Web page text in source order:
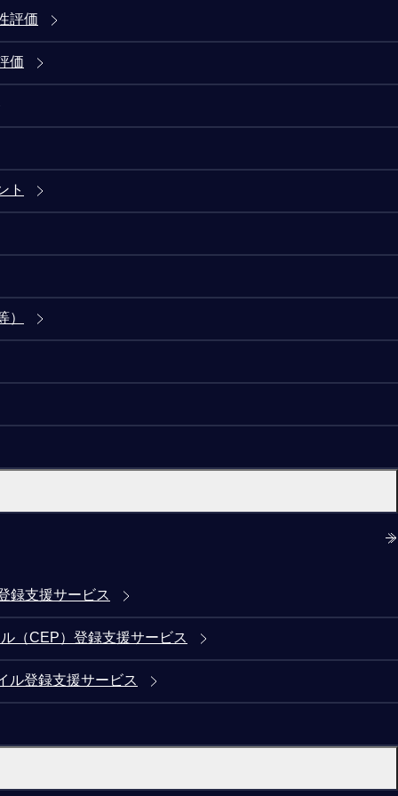
評価
価
ト
）
録支援サービス
（CEP）登録支援サービス
ル登録支援サービス